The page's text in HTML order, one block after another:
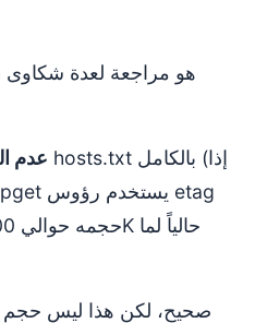
عدم
صحيح، لكن هذا ليس حجم